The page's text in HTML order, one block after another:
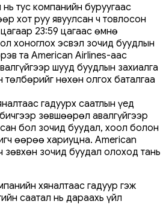
тус компанийн буруугаас
хот руу явуулсан ч товлосон
23:59 цагаас өмнө
хоноглох эсвэл зочид буудлын
та American Airlines-аас
шууд буудлын захиалга
нөхөн олгох баталгаа
гадуурх саатлын үед
зөвшөөрөл авалгүйгээр
бол зочид буудал, хоол болон
өөрөө хариуцна. American
зөвхөн зочид буудал олоход тань
хяналтаас гадуур гэж
саатал нь дараахь үйл